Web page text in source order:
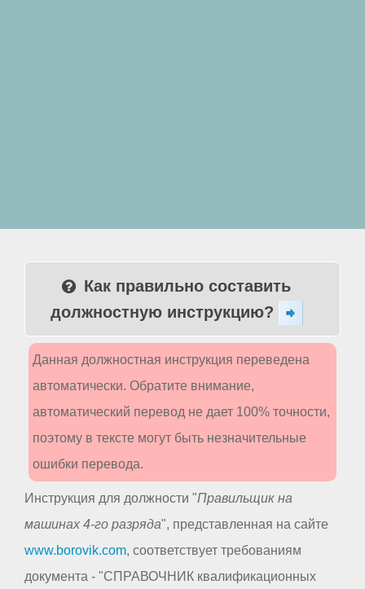
Как правильно составить
должностную инструкцию?
Данная должностная инструкция переведена
автоматически. Обратите внимание,
автоматический перевод не дает 100% точности,
поэтому в тексте могут быть незначительные
ошибки перевода.
Инструкция для должности "Правильщик на
машинах 4-го разряда", представленная на сайте
www.borovik.com, соответствует требованиям
документа - "СПРАВОЧНИК квалификационных